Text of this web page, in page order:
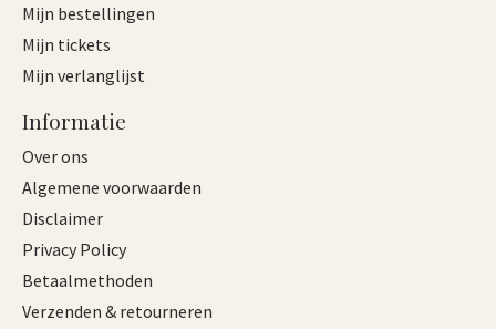
Mijn bestellingen
Mijn tickets
Mijn verlanglijst
Informatie
Over ons
Algemene voorwaarden
Disclaimer
Privacy Policy
Betaalmethoden
Verzenden & retourneren